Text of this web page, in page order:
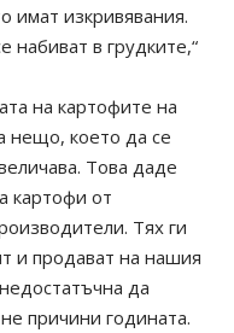
имат изкривявания.
набиват в грудките,“
на картофите на
нещо, което да се
Това даде
картофи от
Тях ги
и продават на нашия
да
причини годината.